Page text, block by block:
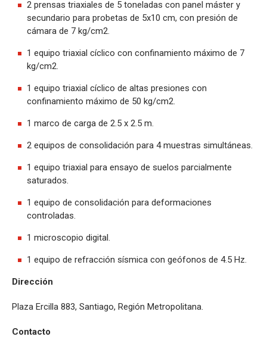
2 prensas triaxiales de 5 toneladas con panel máster y
secundario para probetas de 5x10 cm, con presión de
cámara de 7 kg/cm2.
1 equipo triaxial cíclico con confinamiento máximo de 7
kg/cm2.
1 equipo triaxial cíclico de altas presiones con
confinamiento máximo de 50 kg/cm2.
1 marco de carga de 2.5 x 2.5 m.
2 equipos de consolidación para 4 muestras simultáneas.
1 equipo triaxial para ensayo de suelos parcialmente
saturados.
1 equipo de consolidación para deformaciones
controladas.
1 microscopio digital.
1 equipo de refracción sísmica con geófonos de 4.5 Hz.
Dirección
Plaza Ercilla 883, Santiago, Región Metropolitana.
Contacto